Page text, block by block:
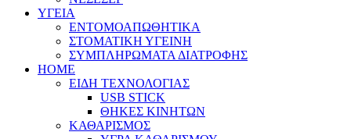
ΥΓΕΙΑ
ΕΝΤΟΜΟΑΠΩΘΗΤΙΚΑ
ΣΤΟΜΑΤΙΚΗ ΥΓΕΙΝΗ
ΣΥΜΠΛΗΡΩΜΑΤΑ ΔΙΑΤΡΟΦΗΣ
HOME
ΕΙΔΗ ΤΕΧΝΟΛΟΓΙΑΣ
USB STICK
ΘΗΚΕΣ ΚΙΝΗΤΩΝ
ΚΑΘΑΡΙΣΜΟΣ